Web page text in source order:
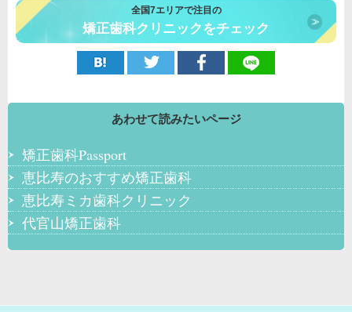
全国7エリアで注目の
矯正歯科クリニックをチェック
あわせて読みたいページ
矯正歯科Passport
恵比寿のおすすめ矯正歯科
恵比寿ミカ歯科クリニック
代官山矯正歯科